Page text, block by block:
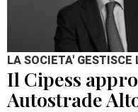
LA SOCIETA'
Il Cipess
Autostrade